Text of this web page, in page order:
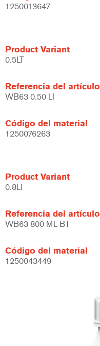
1250013647
Product Variant
0.5LT
Referencia del artículo
WB63 0.50 LI
Código del material
1250076263
Product Variant
0.8LT
Referencia del artículo
WB63 800 ML BT
Código del material
1250043449